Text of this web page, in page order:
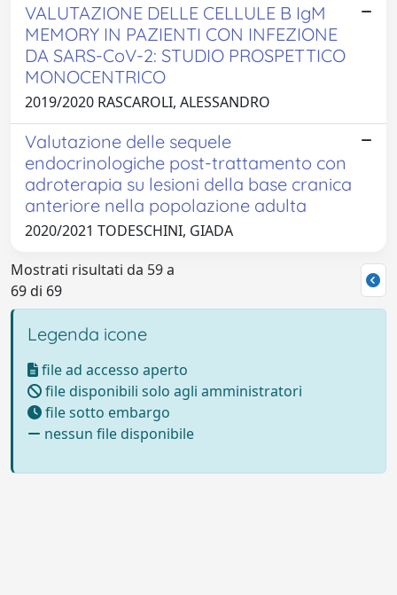
VALUTAZIONE DELLE CELLULE B IgM
MEMORY IN PAZIENTI CON INFEZIONE
DA SARS-CoV-2: STUDIO PROSPETTICO
MONOCENTRICO
2019/2020 RASCAROLI, ALESSANDRO
Valutazione delle sequele
endocrinologiche post-trattamento con
adroterapia su lesioni della base cranica
anteriore nella popolazione adulta
2020/2021 TODESCHINI, GIADA
Mostrati risultati da 59 a
69 di 69
Legenda icone
file ad accesso aperto
file disponibili solo agli amministratori
file sotto embargo
nessun file disponibile